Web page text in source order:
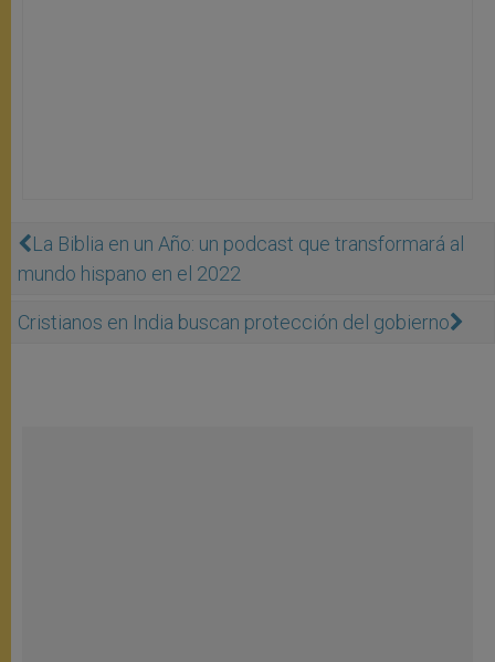
La Biblia en un Año: un podcast que transformará al
mundo hispano en el 2022
Cristianos en India buscan protección del gobierno